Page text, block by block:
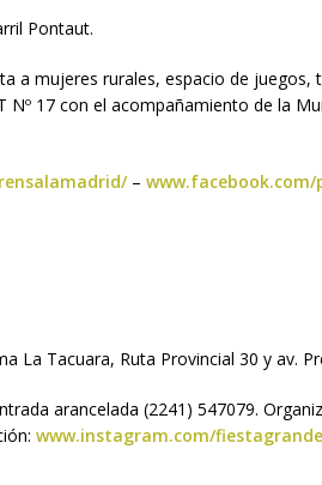
Pontaut.
a mujeres rurales, espacio de juegos,
Nº 17 con el acompañamiento de la
– www.facebook.com/
La Tacuara, Ruta Provincial 30 y av.
arancelada (2241) 547079.
www.instagram.com/